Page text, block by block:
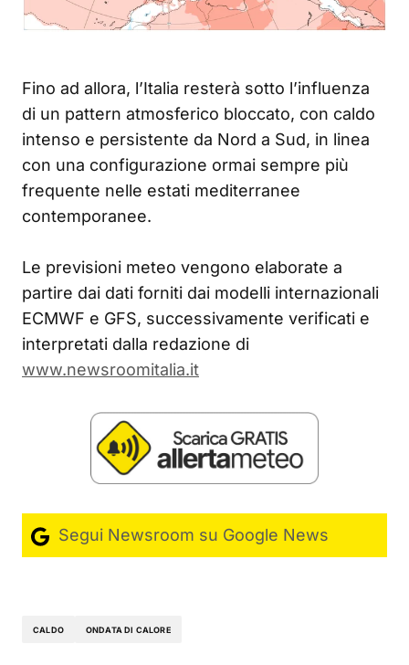
Fino ad allora, l’Italia resterà sotto l’influenza
di un pattern atmosferico bloccato, con caldo
intenso e persistente da Nord a Sud, in linea
con una configurazione ormai sempre più
frequente nelle estati mediterranee
contemporanee.
Le previsioni meteo vengono elaborate a
partire dai dati forniti dai modelli internazionali
ECMWF e GFS, successivamente verificati e
interpretati dalla redazione di
www.newsroomitalia.it
Segui Newsroom su Google News
CALDO ONDATA DI CALORE